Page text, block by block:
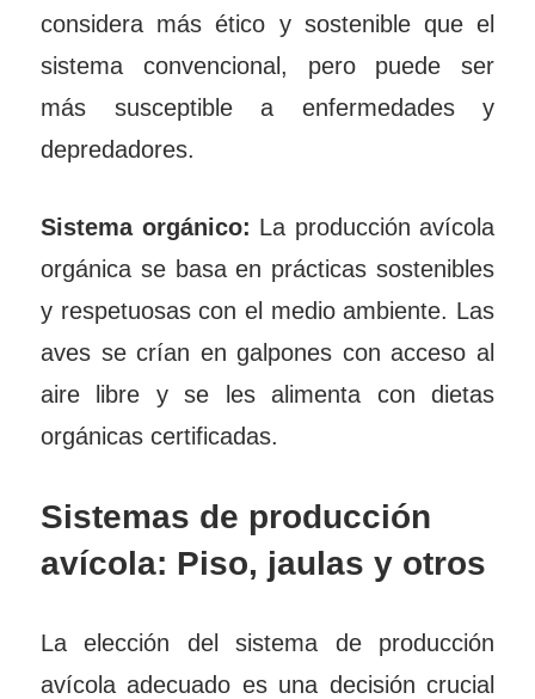
considera más ético y sostenible que el
sistema convencional, pero puede ser
más susceptible a enfermedades y
depredadores.
Sistema orgánico: La producción avícola
orgánica se basa en prácticas sostenibles
y respetuosas con el medio ambiente. Las
aves se crían en galpones con acceso al
aire libre y se les alimenta con dietas
orgánicas certificadas.
Sistemas de producción
avícola: Piso, jaulas y otros
La elección del sistema de producción
avícola adecuado es una decisión crucial